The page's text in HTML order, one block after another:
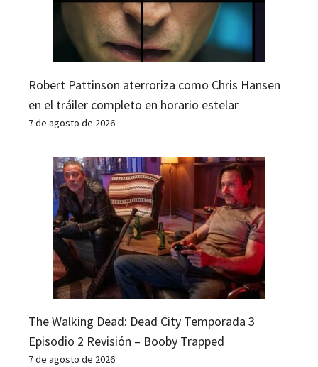
Robert Pattinson aterroriza como Chris Hansen
en el tráiler completo en horario estelar
7 de agosto de 2026
The Walking Dead: Dead City Temporada 3
Episodio 2 Revisión – Booby Trapped
7 de agosto de 2026